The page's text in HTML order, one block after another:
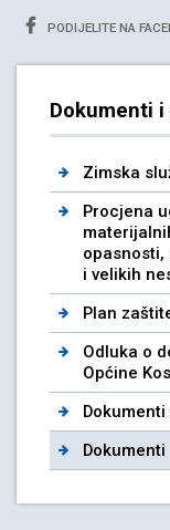
PODIJELITE NA
Dokumenti i
Zimska
Procjena
i velikih
Plan
Odluka o
Općine
Dokumenti